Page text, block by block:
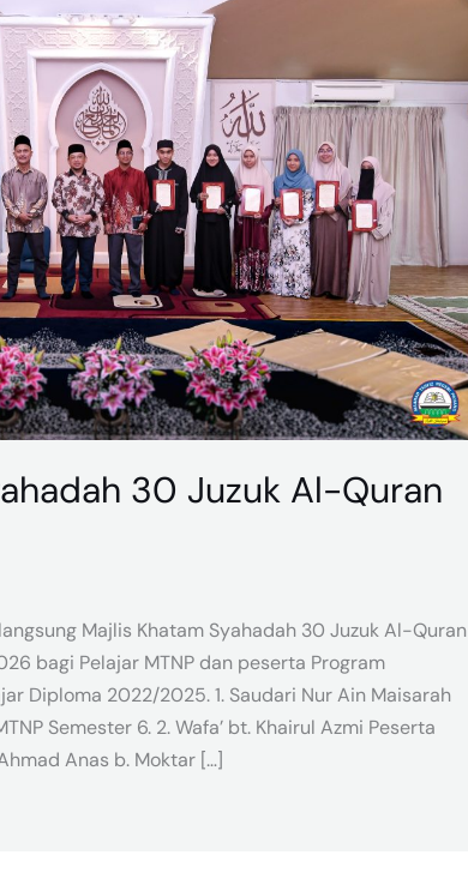
30 Juzuk Al-Quran
Majlis Khatam Syahadah 30 Juzuk Al-Quran
bagi Pelajar MTNP dan peserta Program
Diploma 2022/2025. 1. Saudari Nur Ain Maisarah
Semester 6. 2. Wafa’ bt. Khairul Azmi Peserta
Anas b. Moktar […]